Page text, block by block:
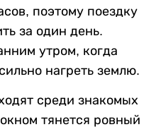
поэтому поездку
за один день.
утром, когда
нагреть землю.
среди знакомых
тянется ровный